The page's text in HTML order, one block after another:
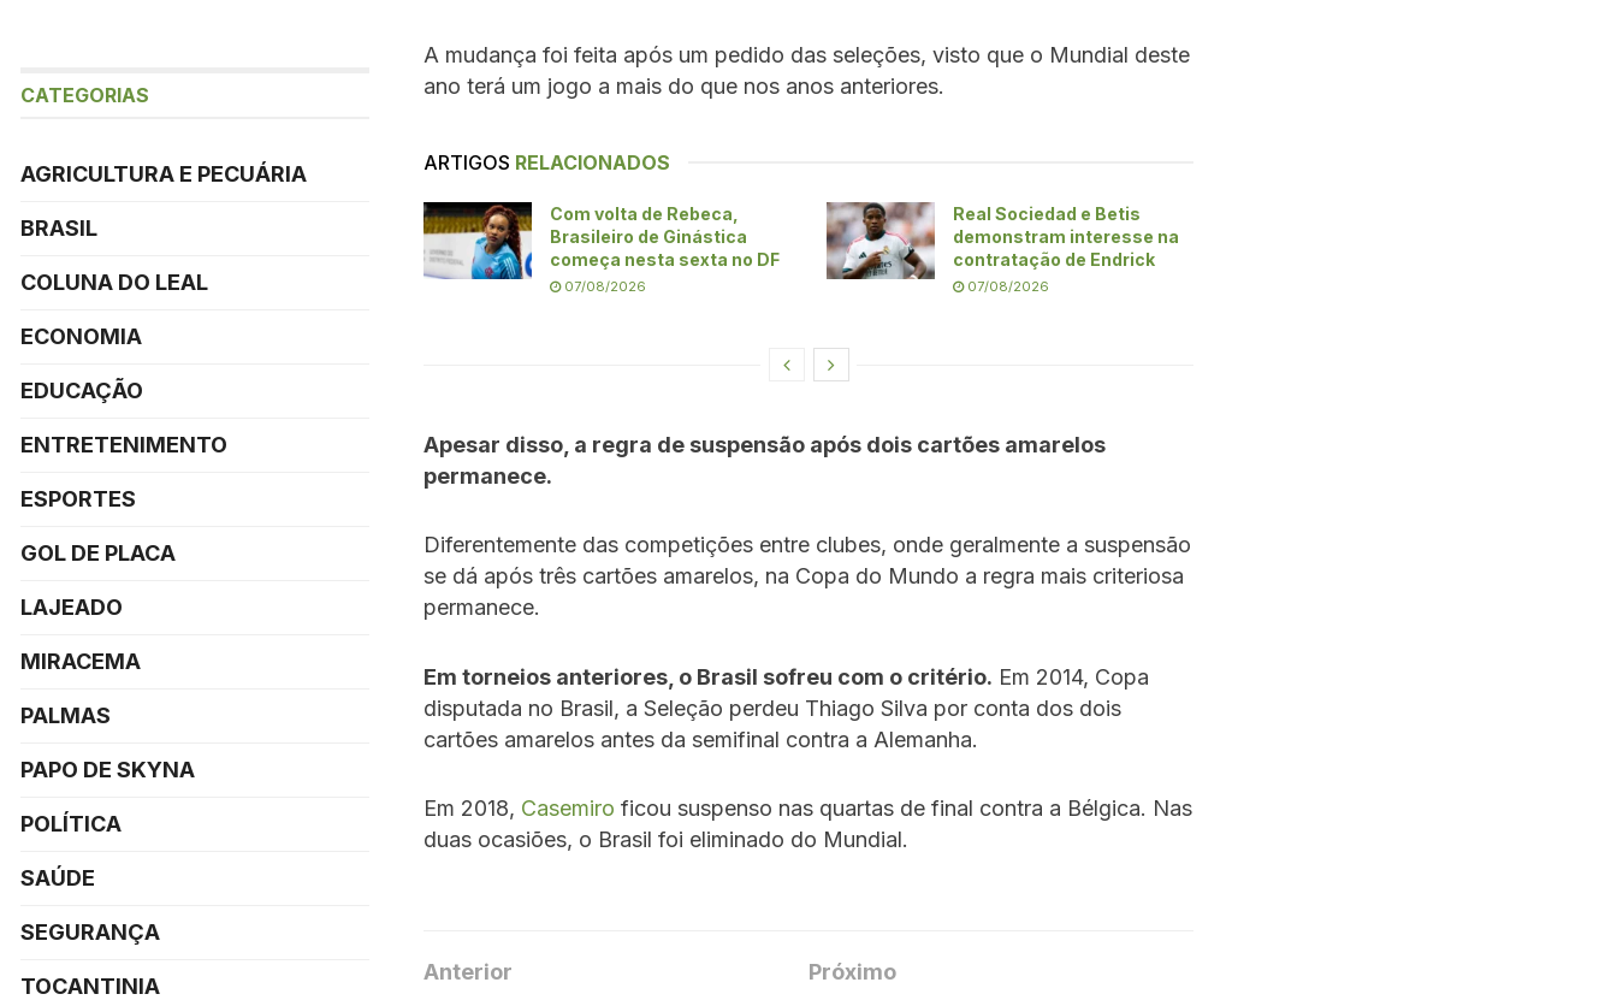
A mudança foi feita após um pedido das seleções, visto que o Mundial deste
ano terá um jogo a mais do que nos anos anteriores.
ARTIGOS RELACIONADOS
Com volta de Rebeca,
Brasileiro de Ginástica
começa nesta sexta no DF
07/08/2026
Real Sociedad e Betis
demonstram interesse na
contratação de Endrick
07/08/2026
Apesar disso, a regra de suspensão após dois cartões amarelos
permanece.
Diferentemente das competições entre clubes, onde geralmente a suspensão
se dá após três cartões amarelos, na Copa do Mundo a regra mais criteriosa
permanece.
Em torneios anteriores, o Brasil sofreu com o critério. Em 2014, Copa
disputada no Brasil, a Seleção perdeu Thiago Silva por conta dos dois
cartões amarelos antes da semifinal contra a Alemanha.
Em 2018, Casemiro ficou suspenso nas quartas de final contra a Bélgica. Nas
duas ocasiões, o Brasil foi eliminado do Mundial.
Anterior Próximo
CATEGORIAS
AGRICULTURA E PECUÁRIA
BRASIL
COLUNA DO LEAL
ECONOMIA
EDUCAÇÃO
ENTRETENIMENTO
ESPORTES
GOL DE PLACA
LAJEADO
MIRACEMA
PALMAS
PAPO DE SKYNA
POLÍTICA
SAÚDE
SEGURANÇA
TOCANTINIA